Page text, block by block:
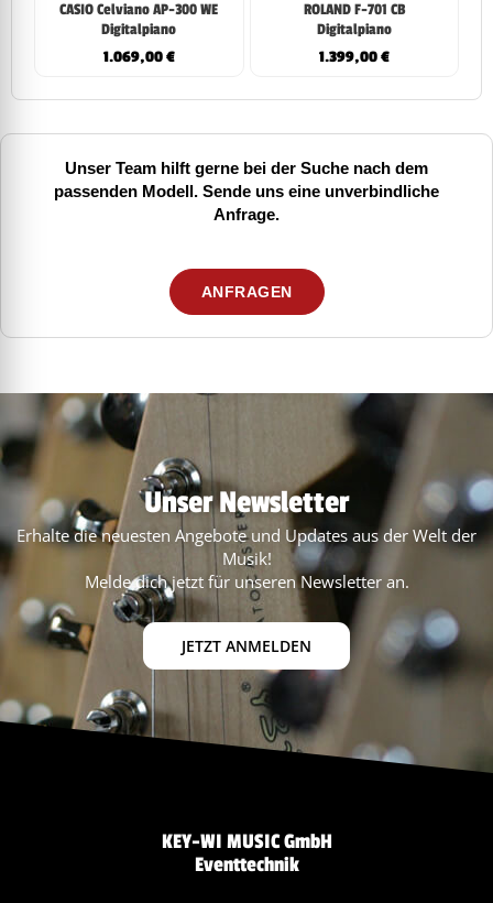
CASIO Celviano AP-300 WE
Digitalpiano
1.069,00€
ROLAND F-701 CB
Digitalpiano
1.399,00€
Unser Team hilft gerne bei der Suche nach dem
passenden Modell. Sende uns eine unverbindliche
Anfrage.
ANFRAGEN
Unser Newsletter
Erhalte die neuesten Angebote und Updates aus der Welt der
Musik!
Melde dich jetzt für unseren Newsletter an.
JETZT ANMELDEN
KEY-WI MUSIC GmbH
Eventtechnik